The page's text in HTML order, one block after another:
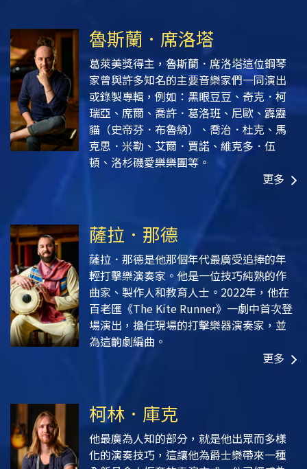
魯斯蘭．席洛塔
葛萊美獎得主，魯斯蘭．席洛塔這位鋼琴
家曾與許多知名的主要音樂家們一同演出
或錄製專輯，例如：黑眼豆豆、奇克．柯
瑞亞、席爾、喬許．葛洛班、尼歐、霹靂
貓（史帝芬．布魯納）、喬治．杜克、馬
克思．米勒、艾爾．賈諾、維克多．伍
頓、洛杉磯愛樂樂團等。
更多
薩拉．那德
薩拉．那德是他那個年代最廣受追捧的年
輕打擊樂演奏家。他是一位技巧純熟的作
曲家、製作人和教育人士。2022年，他在
百老匯《The Kite Runner》 一劇中首次登
場演出，擔任現場的打擊樂器演奏家，並
為這齣劇編曲。
更多
柯林．庫克
他最廣為人知的部分，就是他出眾而多樣
化的演奏技巧，這讓他為爵士樂帶來一種